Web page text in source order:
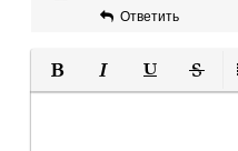
Ответить
Полужирный
Курсив